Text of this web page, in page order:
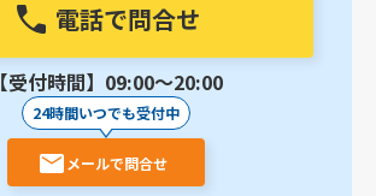
電話で問合せ
【受付時間】09:00〜20:00
24時間いつでも受付中
メールで問合せ